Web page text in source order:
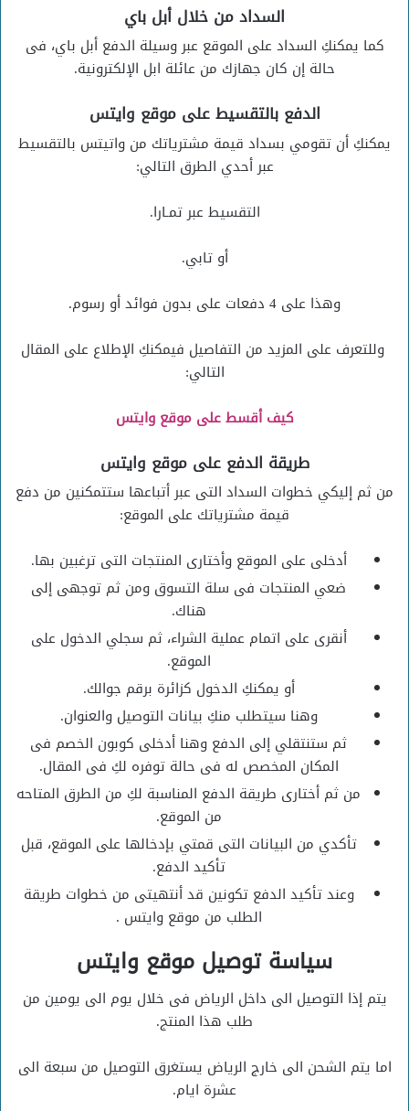
السداد من خلال أبل باي
كما يمكنكِ السداد على الموقع عبر وسيلة الدفع أبل باي، فى
حالة إن كان جهازك من عائلة ابل الإلكترونية.
الدفع بالتقسيط على موقع وايتس
يمكنكِ أن تقومي بسداد قيمة مشترياتك من واتيتس بالتقسيط
عبر أحدي الطرق التالي:
التقسيط عبر تمـارا.
أو تابي.
وهذا على 4 دفعات على بدون فوائد أو رسوم.
وللتعرف على المزيد من التفاصيل فيمكنكِ الإطلاع على المقال
التالي:
كيف أقسط على موقع وايتس
طريقة الدفع على موقع وايتس
من ثم إليكي خطوات السداد التى عبر أتباعها ستتمكنين من دفع
قيمة مشترياتك على الموقع:
أدخلى على الموقع وأختارى المنتجات التى ترغبين بها.
ضعي المنتجات فى سلة التسوق ومن ثم توجهى إلى
هناك.
أنقرى على اتمام عملية الشراء، ثم سجلي الدخول على
الموقع.
أو يمكنكِ الدخول كزائرة برقم جوالك.
وهنا سيتطلب منكِ بيانات التوصيل والعنوان.
ثم ستنتقلي إلى الدفع وهنا أدخلى كوبون الخصم فى
المكان المخصص له فى حالة توفره لكِ فى المقال.
من ثم أختارى طريقة الدفع المناسبة لكِ من الطرق المتاحه
من الموقع.
تأكدي من البيانات التى قمتي بإدخالها على الموقع، قبل
تأكيد الدفع.
وعند تأكيد الدفع تكونين قد أنتهيتى من خطوات طريقة
الطلب من موقع وايتس .
سياسة توصيل موقع وايتس
يتم إذا التوصيل الى داخل الرياض فى خلال يوم الى يومين من
طلب هذا المنتج.
اما يتم الشحن الى خارج الرياض يستغرق التوصيل من سبعة الى
عشرة ايام.